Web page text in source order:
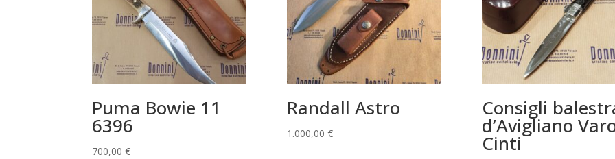
Puma Bowie 11
6396
700,00€
Randall Astro
1.000,00 €
Consigli
d’Avigliano
Cinti